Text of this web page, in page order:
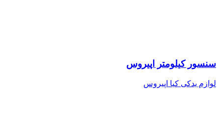
سنسور کیلومتر اپیروس
لوازم یدکی کیا اپیروس